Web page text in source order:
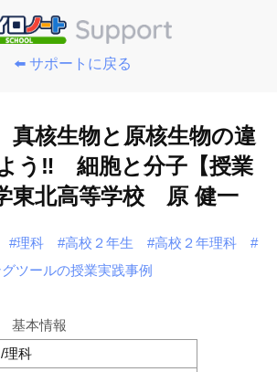
⬅️ サポートに戻る
核生物と原核生物の違
う‼ 細胞と分子【授業
東北高等学校 原 健一
#理科 #高校２年生 #高校２年理科
#
ツールの授業実践事例
基本情報
理科